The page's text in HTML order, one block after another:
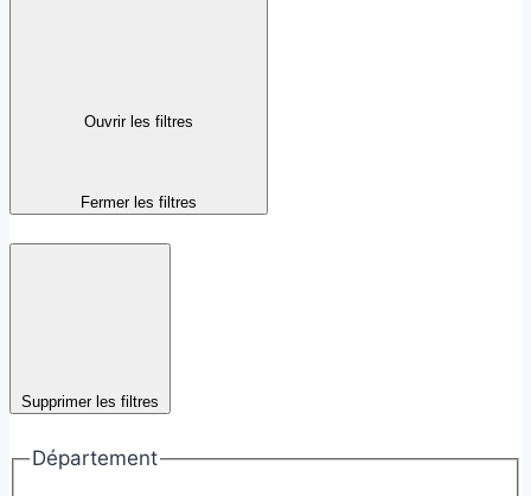
Ouvrir les filtres
Fermer les filtres
Supprimer les filtres
Département